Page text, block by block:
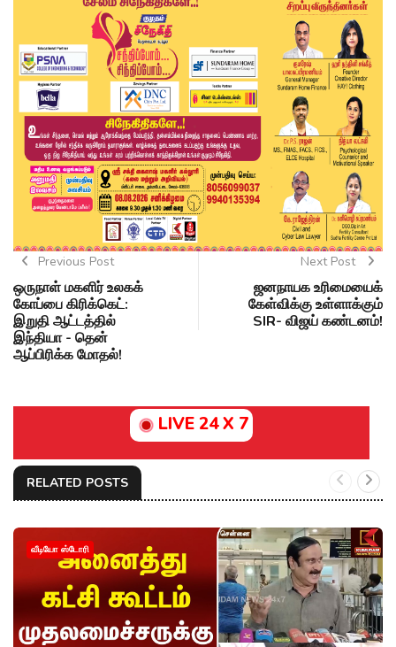
Previous Post
ஒருநாள் மகளிர் உலகக்
கோப்பை கிரிக்கெட்:
இறுதி ஆட்டத்தில்
இந்தியா - தென்
ஆப்பிரிக்க மோதல்!
Next Post
ஜனநாயக உரிமையைக்
கேள்விக்கு உள்ளாக்கும்
SIR- விஜய் கண்டனம்!
LIVE 24 X 7
RELATED POSTS
வீடியோ ஸ்டோரி